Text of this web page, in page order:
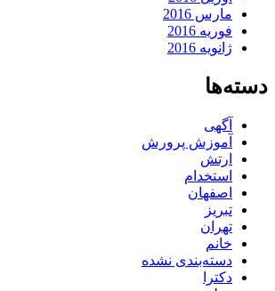
مارس 2016
فوریه 2016
ژانویه 2016
دسته‌ها
آگهی
آموزش پرورش
ارتش
استخدام
اصفهان
تبریز
تهران
خانم
دسته‌بندی نشده
دکترا